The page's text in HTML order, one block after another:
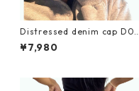
Distressed denim cap D021
1¥7,980